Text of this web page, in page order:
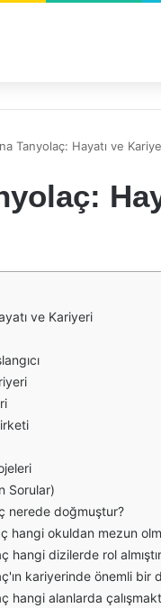
Tanyolaç: Hayatı ve
ve Kariyeri
Sorular)
nerede doğmuştur?
hangi okuldan mezun
hangi dizilerde rol
kariyerinde önemli bir
hangi alanlarda